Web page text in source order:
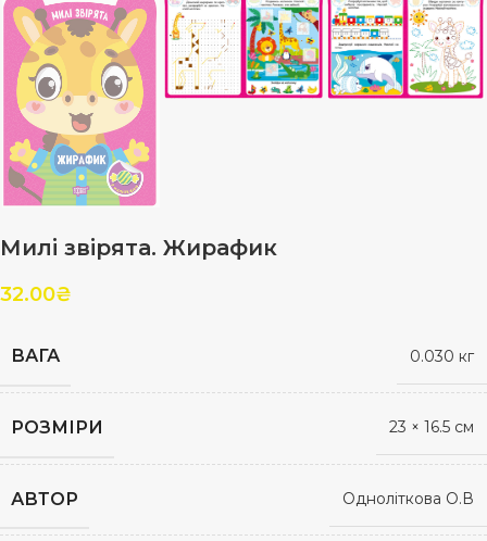
Милі звірята. Жирафик
32.00₴
ВАГА 0.030 кг
РОЗМІРИ 23 × 16.5 см
АВТОР Одноліткова О.В